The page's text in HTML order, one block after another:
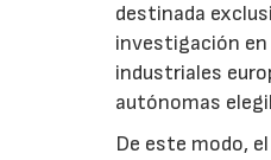
destinada
investigación
industriales
autónomas
De este modo,